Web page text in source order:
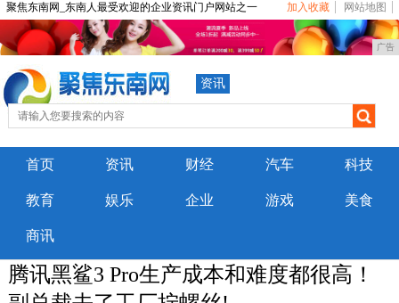
聚焦东南网_东南人最受欢迎的企业资讯门户网站之一 加入收藏 网站地图
广告
资讯
首页 资讯 财经 汽车 科技
教育 娱乐 企业 游戏 美食
商讯
腾讯黑鲨3 Pro生产成本和难度都很高！